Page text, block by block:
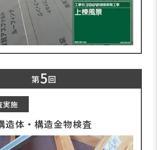
第5回
実施
造体・構造金物検査